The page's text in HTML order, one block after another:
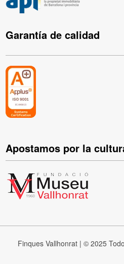
Garantía de calidad
Apostamos por la
Finques Vallhonrat | © 2025